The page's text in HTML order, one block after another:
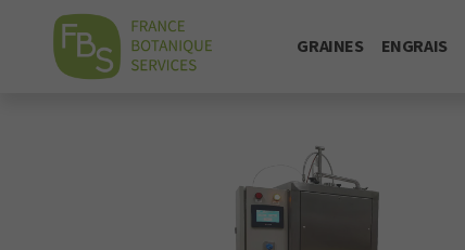
GRAINES ENGRAIS